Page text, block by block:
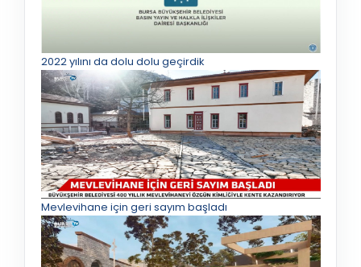
2022 yılını da dolu dolu geçirdik
Mevlevihane için geri sayım başladı